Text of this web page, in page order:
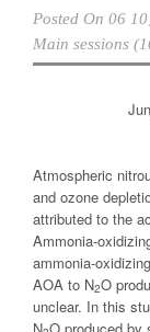
Posted On 06
Main sessions
Atmospheric
and ozone
attributed to the
Ammonia-
ammonia-
AOA to N2O
unclear. In this
N O produced by